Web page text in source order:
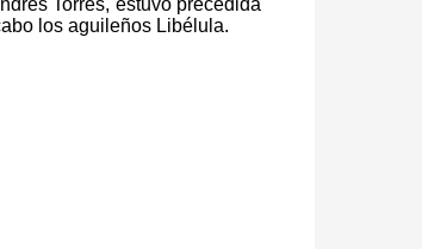
Torres, estuvo precedida
los aguileños Libélula.